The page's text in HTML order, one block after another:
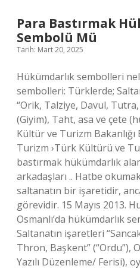
Para Bastırmak
Sembolü Mü
Tarih: Mart 20, 2025
Hükümdarlık sembolleri
sembolleri: Türklerde;
“Orik, Talziye, Davul,
(Giyim), Taht, asa ve çete
Kültür ve Turizm Bakanlığı
Turizm ›Türk Kültürü ve
bastırmak hükümdarlık
arkadaşları .. Hatbe
saltanatın bir işaretidir,
görevidir. 15 Mayıs 2013.
Osmanlı’da hükümdarlık
Saltanatın işaretleri
Thron, Başkent” (“Ordu”),
Yazılı Düzenleme/ Ferisi),